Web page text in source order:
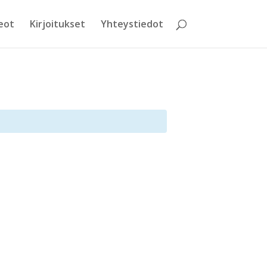
Kirjoitukset Yhteystiedot